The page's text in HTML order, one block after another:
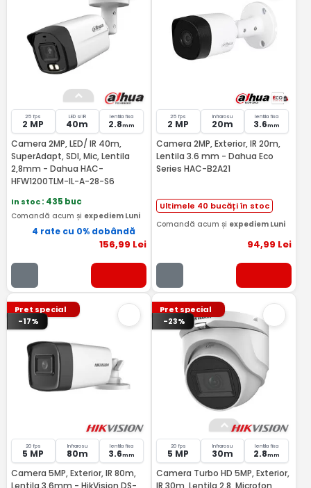
25 fps
2 MP
LED si IR
40m
lentila fixa
2.8mm
Camera 2MP, LED/ IR 40m,
SuperAdapt, SDI, Mic, Lentila
2,8mm - Dahua HAC-
HFW1200TLM-IL-A-28-S6
In stoc: 435 buc
Comandă acum și expediem Luni
4 rate cu 0% dobândă
156,99 Lei
25 fps
2 MP
Infrarosu
20m
lentila fixa
3.6mm
Camera 2MP, Exterior, IR 20m,
Lentila 3.6 mm - Dahua Eco
Series HAC-B2A21
Ultimele 40 bucăți în stoc
Comandă acum și expediem Luni
94,99 Lei
Pret special
-17%
20 fps
5 MP
Infrarosu
80m
lentila fixa
3.6mm
Camera 5MP, Exterior, IR 80m,
Lentila 3.6mm - HikVision DS-
Pret special
-23%
20 fps
5 MP
Infrarosu
30m
lentila fixa
2.8mm
Camera Turbo HD 5MP, Exterior,
IR 30m, Lentila 2.8, Microfon,